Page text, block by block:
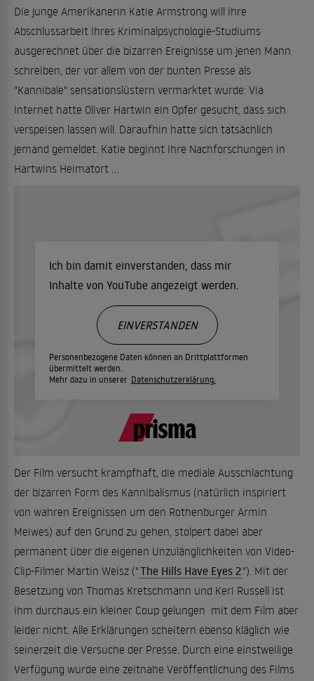
Die junge Amerikanerin Katie Armstrong will ihre
Abschlussarbeit ihres Kriminalpsychologie-Studiums
ausgerechnet über die bizarren Ereignisse um jenen Mann
schreiben, der vor allem von der bunten Presse als
"Kannibale" sensationslüstern vermarktet wurde: Via
Internet hatte Oliver Hartwin ein Opfer gesucht, dass sich
verspeisen lassen will. Daraufhin hatte sich tatsächlich
jemand gemeldet. Katie beginnt ihre Nachforschungen in
Hartwins Heimatort ...
Ich bin damit einverstanden, dass mir
Inhalte von YouTube angezeigt werden.
Personenbezogene Daten können an Drittplattformen
übermittelt werden.
Mehr dazu in unserer Datenschutzerklärung.
EINVERSTANDEN
Der Film versucht krampfhaft, die mediale Ausschlachtung
der bizarren Form des Kannibalismus (natürlich inspiriert
von wahren Ereignissen um den Rothenburger Armin
Meiwes) auf den Grund zu gehen, stolpert dabei aber
permanent über die eigenen Unzulänglichkeiten von Video-
Clip-Filmer Martin Weisz ("The Hills Have Eyes 2"). Mit der
Besetzung von Thomas Kretschmann und Keri Russell ist
ihm durchaus ein kleiner Coup gelungen  mit dem Film aber
leider nicht. Alle Erklärungen scheitern ebenso kläglich wie
seinerzeit die Versuche der Presse. Durch eine einstweilige
Verfügung wurde eine zeitnahe Veröffentlichung des Films